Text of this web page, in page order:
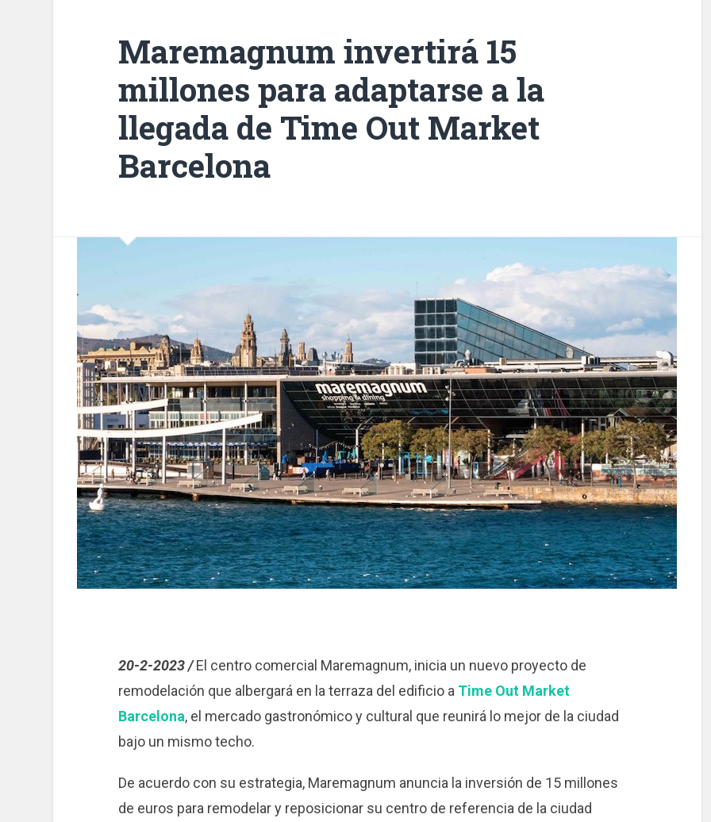
Maremagnum invertirá 15
millones para adaptarse a la
llegada de Time Out Market
Barcelona
20-2-2023 /El centro comercial Maremagnum, inicia un nuevo proyecto de
remodelación que albergará en la terraza del edificio a Time Out Market
Barcelona, el mercado gastronómico y cultural que reunirá lo mejor de la ciudad
bajo un mismo techo.
De acuerdo con su estrategia, Maremagnum anuncia la inversión de 15 millones
de euros para remodelar y reposicionar su centro de referencia de la ciudad